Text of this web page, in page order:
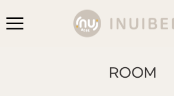
ROOM